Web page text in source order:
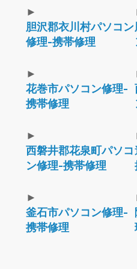
►
胆沢郡衣川村パソコン
修理-携帯修理
►
花巻市パソコン修理-
携帯修理
►
西磐井郡花泉町パソコ
ン修理-携帯修理
►
釜石市パソコン修理-
携帯修理